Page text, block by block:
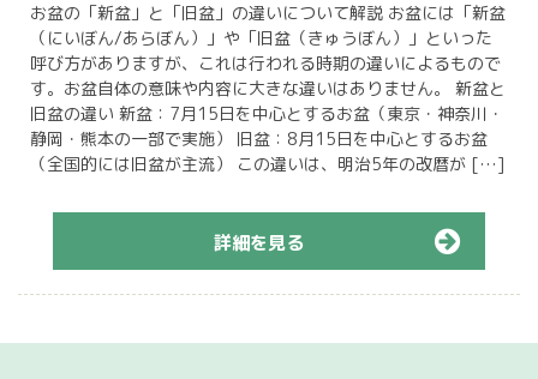
お盆の「新盆」と「旧盆」の違いについて解説 お盆には「新盆
（にいぼん/あらぼん）」や「旧盆（きゅうぼん）」といった
呼び方がありますが、これは行われる時期の違いによるもので
す。お盆自体の意味や内容に大きな違いはありません。 新盆と
旧盆の違い 新盆：7月15日を中心とするお盆（東京・神奈川・
静岡・熊本の一部で実施） 旧盆：8月15日を中心とするお盆
（全国的には旧盆が主流） この違いは、明治5年の改暦が […]
詳細を見る